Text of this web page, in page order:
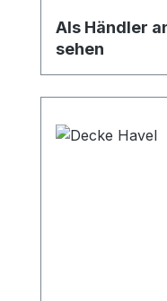
Als Händler
sehen